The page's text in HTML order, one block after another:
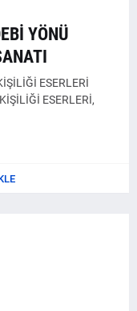
YÖNÜ
ESERLERİ
ESERLERİ,